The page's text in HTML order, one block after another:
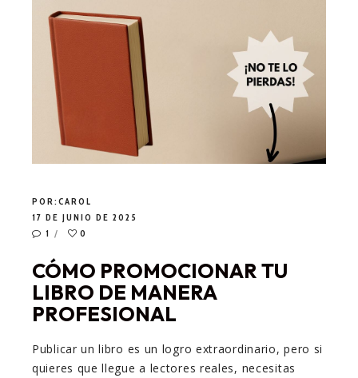
POR:CAROL
17 DE JUNIO DE 2025
1
0
CÓMO PROMOCIONAR TU
LIBRO DE MANERA
PROFESIONAL
Publicar un libro es un logro extraordinario, pero si
quieres que llegue a lectores reales, necesitas